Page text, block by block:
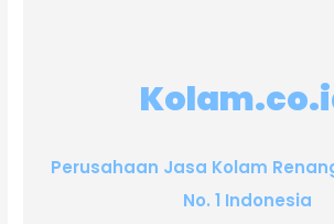
Perusahaan Jasa Kolam
No. 1 Indonesia